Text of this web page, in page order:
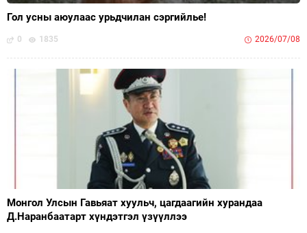
Гол усны аюулаас урьдчилан сэргийлье!
0 1835 2026/07/08
Монгол Улсын Гавьяат хуульч, цагдаагийн хурандаа
Д.Наранбаатарт хүндэтгэл үзүүллээ